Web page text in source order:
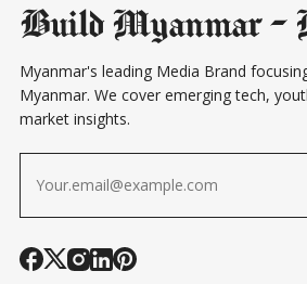
Build Myanmar -
Myanmar's leading Media Brand
Myanmar. We cover emerging tech,
market insights.